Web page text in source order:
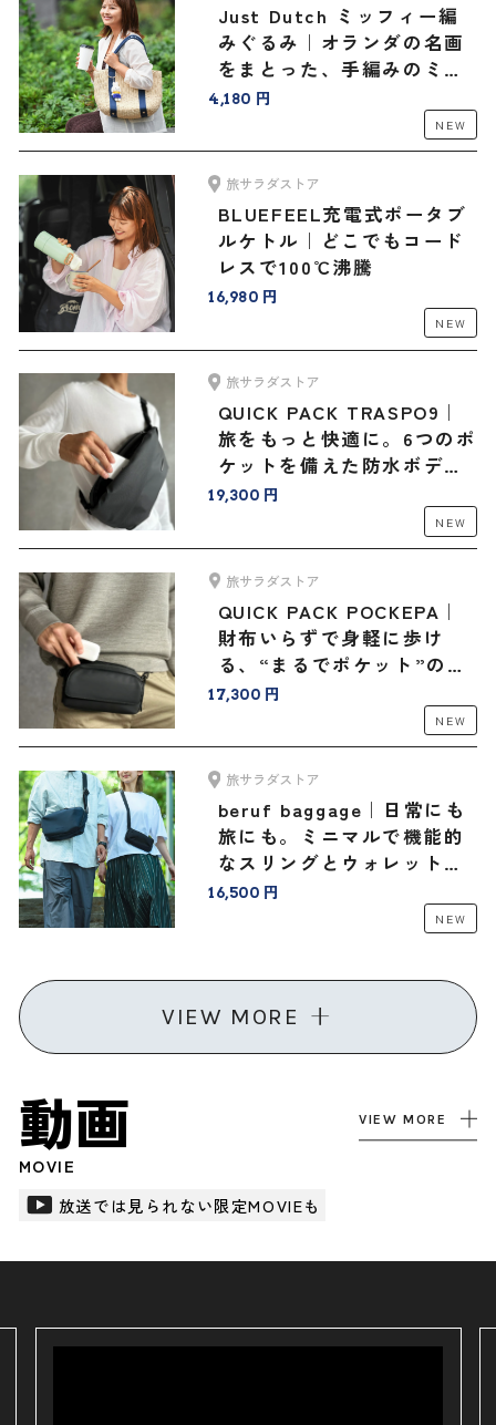
Just Dutch ミッフィー編
みぐるみ｜オランダの名画
をまとった、手編みのミッ
フィーと旅へ
4,180 円
NEW
旅サラダストア
BLUEFEEL充電式ポータブ
ルケトル｜どこでもコード
レスで100℃沸騰
16,980 円
NEW
旅サラダストア
QUICK PACK TRASPO9｜
旅をもっと快適に。6つのポ
ケットを備えた防水ボディ
バッグ
19,300 円
NEW
旅サラダストア
QUICK PACK POCKEPA｜
財布いらずで身軽に歩け
る、“まるでポケット”のよ
うなバッグ
17,300 円
NEW
旅サラダストア
beruf baggage｜日常にも
旅にも。ミニマルで機能的
なスリングとウォレットバ
ッグ＜豊岡鞄®コラボ＞
16,500 円
NEW
VIEW MORE
動画 VIEW MORE
MOVIE
放送では見られない限定MOVIEも